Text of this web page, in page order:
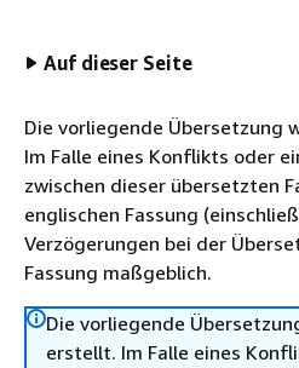
Auf dieser Seite
Die vorliegende Übersetzung
Im Falle eines Konflikts oder
zwischen dieser übersetzten
englischen Fassung
Verzögerungen bei der
Fassung maßgeblich.
Die vorliegende
erstellt. Im Falle eines